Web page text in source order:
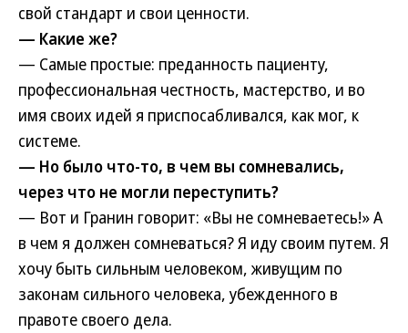
свой стандарт и свои ценности.
— Какие же?
— Самые простые: преданность пациенту,
профессиональная честность, мастерство, и во
имя своих идей я приспосабливался, как мог, к
системе.
— Но было что-то, в чем вы сомневались,
через что не могли переступить?
— Вот и Гранин говорит: «Вы не сомневаетесь!» А
в чем я должен сомневаться? Я иду своим путем. Я
хочу быть сильным человеком, живущим по
законам сильного человека, убежденного в
правоте своего дела.